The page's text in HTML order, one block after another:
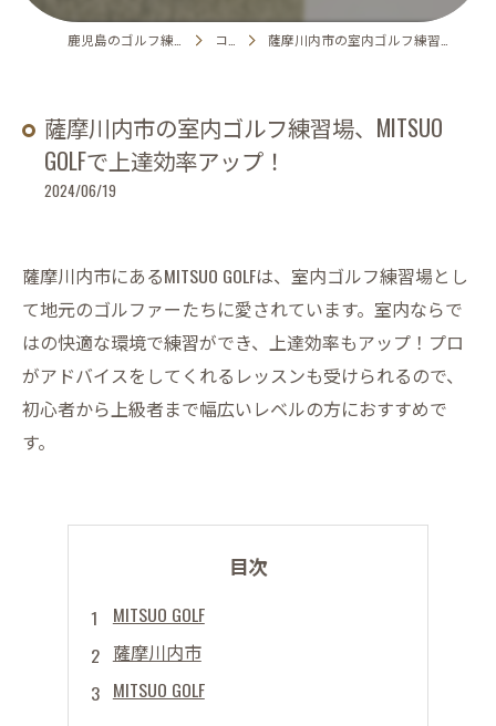
コラム 薩摩川内市の室内ゴルフ練習場、MITSUO GOLFで上達効率アップ！
薩摩川内市の室内ゴルフ練習場、MITSUO
GOLFで上達効率アップ！
2024/06/19
薩摩川内市にあるMITSUO GOLFは、室内ゴルフ練習場とし
て地元のゴルファーたちに愛されています。室内ならで
はの快適な環境で練習ができ、上達効率もアップ！プロ
がアドバイスをしてくれるレッスンも受けられるので、
初心者から上級者まで幅広いレベルの方におすすめで
す。
目次
MITSUO GOLF
薩摩川内市
MITSUO GOLF